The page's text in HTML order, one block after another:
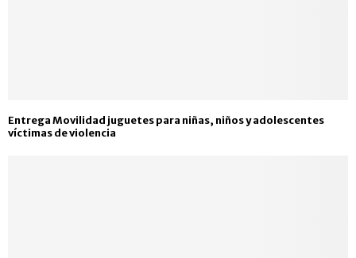
Entrega Movilidad juguetes para niñas, niños y adolescentes
víctimas de violencia